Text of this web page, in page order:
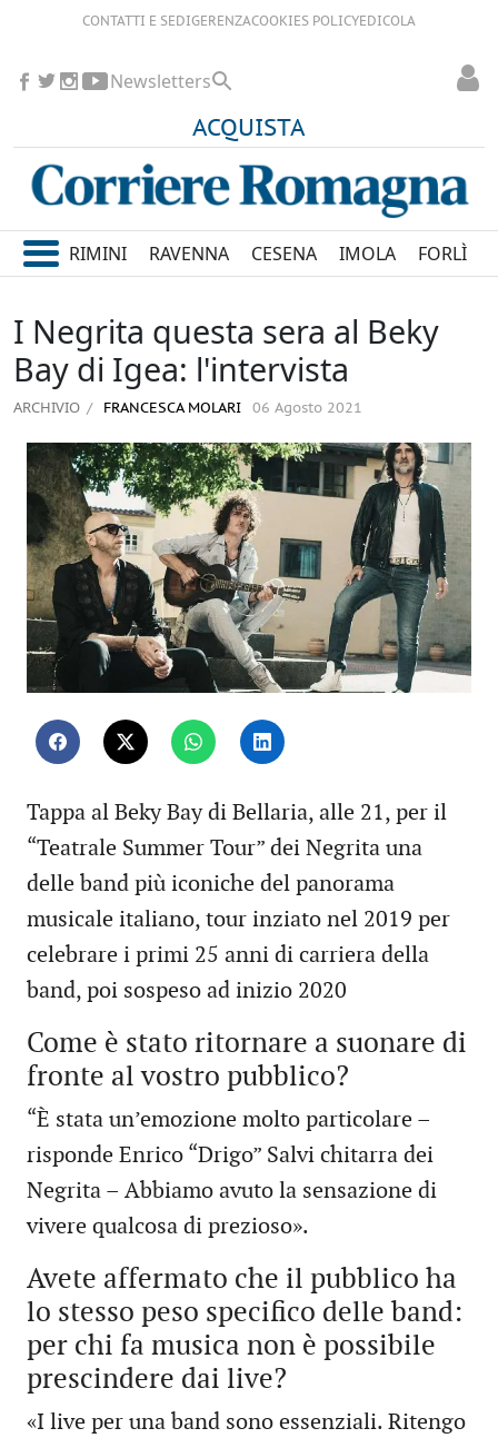
CONTATTI E SEDIGERENZACOOKIES POLICYEDICOLA
ACQUISTA
Newsletters
RIMINI RAVENNA CESENA IMOLA FORLÌ
I Negrita questa sera al Beky
Bay di Igea: l'intervista
ARCHIVIO FRANCESCA MOLARI 06 Agosto 2021
Tappa al Beky Bay di Bellaria, alle 21, per il
“Teatrale Summer Tour” dei Negrita una
delle band più iconiche del panorama
musicale italiano, tour inziato nel 2019 per
celebrare i primi 25 anni di carriera della
band, poi sospeso ad inizio 2020
Come è stato ritornare a suonare di
fronte al vostro pubblico?
“È stata un’emozione molto particolare –
risponde Enrico “Drigo” Salvi chitarra dei
Negrita – Abbiamo avuto la sensazione di
vivere qualcosa di prezioso».
Avete affermato che il pubblico ha
lo stesso peso specifico delle band:
per chi fa musica non è possibile
prescindere dai live?
«I live per una band sono essenziali. Ritengo